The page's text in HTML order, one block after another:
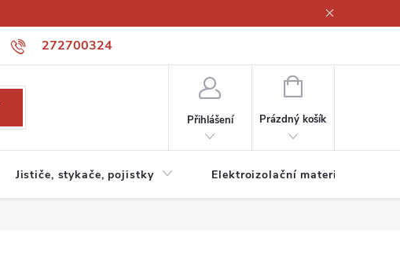
272700324
Obchodní podmínky
Přihlášení
NÁKUPNÍ
Prázdný košík
Jističe, stykače, pojistky Elektroizolační materiály